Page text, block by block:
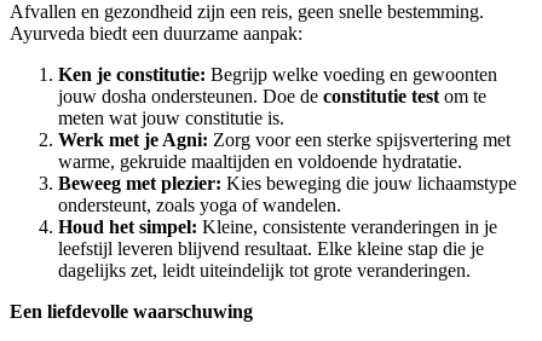
Afvallen en gezondheid zijn een reis, geen snelle bestemming.
Ayurveda biedt een duurzame aanpak:
Ken je constitutie: Begrijp welke voeding en gewoonten
jouw dosha ondersteunen. Doe de constitutie testom te
meten wat jouw constitutie is.
Werk met je Agni: Zorg voor een sterke spijsvertering met
warme, gekruide maaltijden en voldoende hydratatie.
Beweeg met plezier: Kies beweging die jouw lichaamstype
ondersteunt, zoals yoga of wandelen.
Houd het simpel: Kleine, consistente veranderingen in je
leefstijl leveren blijvend resultaat. Elke kleine stap die je
dagelijks zet, leidt uiteindelijk tot grote veranderingen.
Een liefdevolle waarschuwing